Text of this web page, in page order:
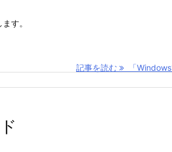
す。
記事を読む 「